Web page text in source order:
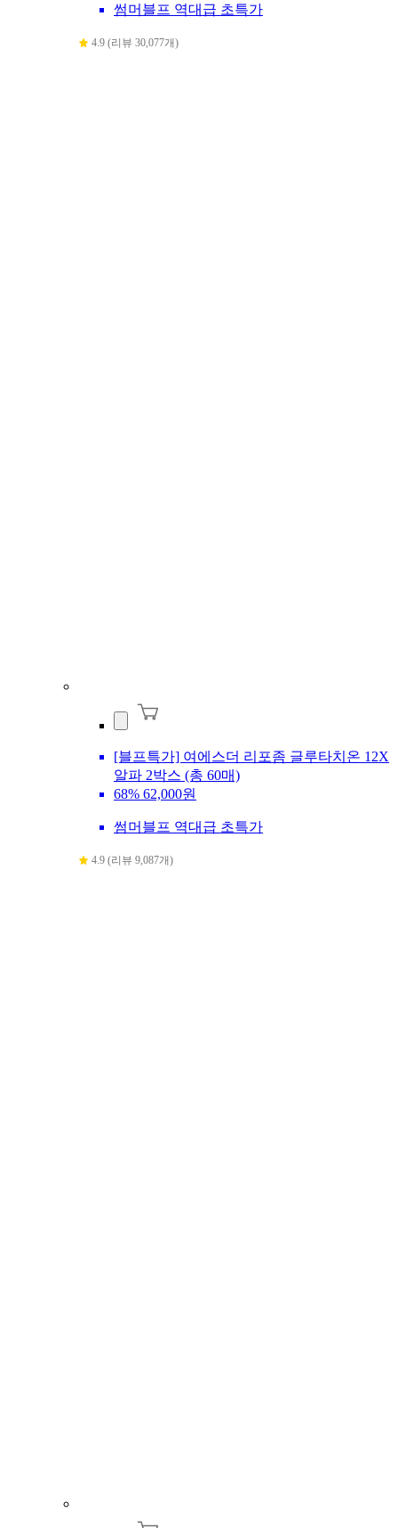
썸머블프 역대급 초특가
4.9 (리뷰 30,077개)
[블프특가] 여에스더 리포좀 글루타치온 12X
알파 2박스 (총 60매)
68% 62,000원
썸머블프 역대급 초특가
4.9 (리뷰 9,087개)